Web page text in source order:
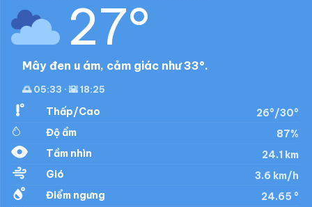
27°
Mây đen u ám, cảm giác như 33°.
🌅 05:33 · 🌇 18:25
Thấp/Cao
26°/30°
Độ ẩm
87%
Tầm nhìn
24.1 km
Gió
3.6 km/h
Điểm ngưng
24.65 °